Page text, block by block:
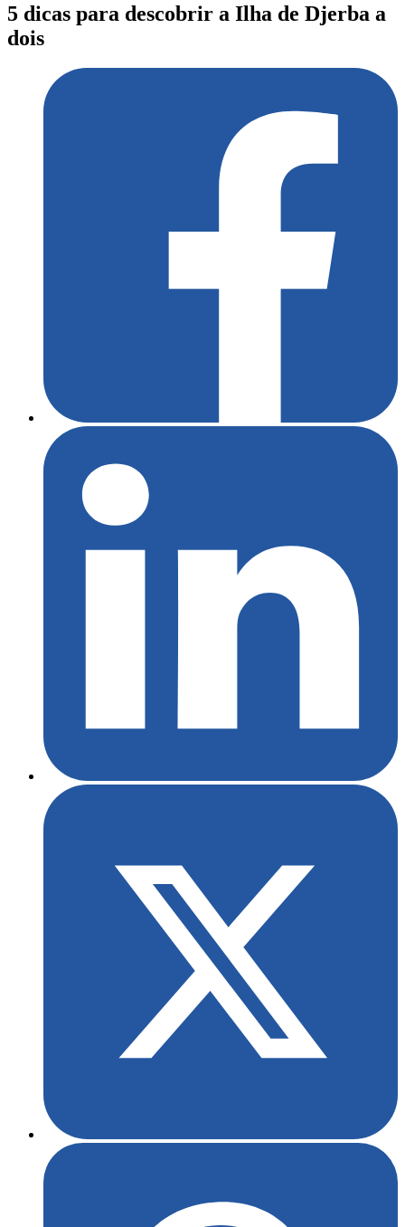
5 dicas para descobrir a Ilha de Djerba a
dois